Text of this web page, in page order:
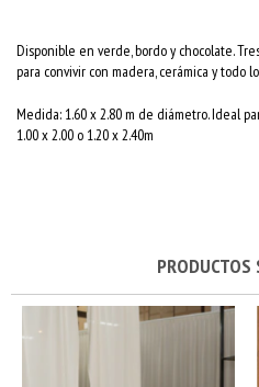
Disponible en verde, bordo y chocolate.
para convivir con madera, cerámica y todo
Medida: 1.60 x 2.80 m de diámetro. Ideal
1.00 x 2.00 o 1.20 x 2.40m
PRODUCTOS